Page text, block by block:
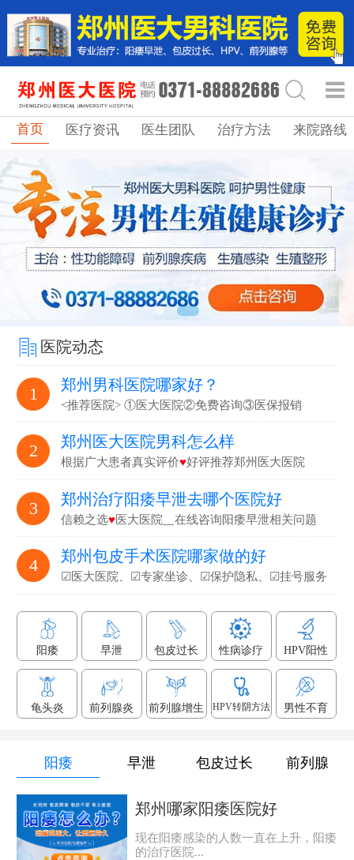
首页 医疗资讯 医生团队 治疗方法 来院路线
医院动态
1 郑州男科医院哪家好？
<推荐医院> ①医大医院②免费咨询③医保报销
2 郑州医大医院男科怎么样
根据广大患者真实评价♥好评推荐郑州医大医院
3 郑州治疗阳痿早泄去哪个医院好
信赖之选♥医大医院▁在线咨询阳痿早泄相关问题
4 郑州包皮手术医院哪家做的好
☑医大医院、☑专家坐诊、☑保护隐私、☑挂号服务
阳痿 早泄 包皮过长 性病诊疗 HPV阳性
龟头炎 前列腺炎 前列腺增生 HPV转阴方法 男性不育
阳痿 早泄 包皮过长 前列腺
郑州哪家阳痿医院好
现在阳痿感染的人数一直在上升，阳痿
的治疗医院...